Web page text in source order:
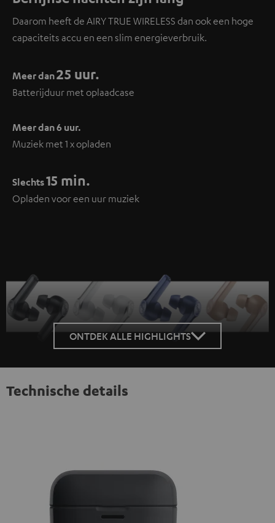
Daarom heeft de AIRY TRUE WIRELESS dan ook een hoge
capaciteits accu en een slim energieverbruik.
Meer dan25 uur.
Batterijduur met oplaadcase
Meer dan 6 uur.
Muziek met 1 x opladen
Slechts15 min.
Opladen voor een uur muziek
ONTDEK ALLE HIGHLIGHTS
Technische details